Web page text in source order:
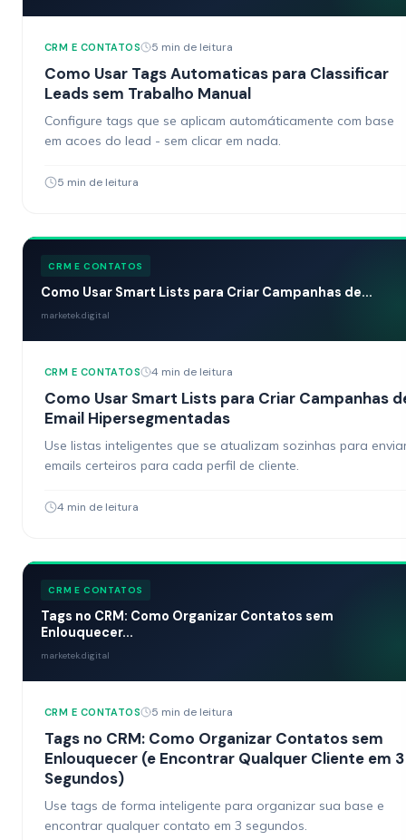
CRM E CONTATOS 5 min de leitura
Como Usar Tags Automaticas para Classificar
Leads sem Trabalho Manual
Configure tags que se aplicam automáticamente com base
em acoes do lead - sem clicar em nada.
5 min de leitura
CRM E CONTATOS
Como Usar Smart Lists para Criar Campanhas de...
marketek.digital
CRM E CONTATOS 4 min de leitura
Como Usar Smart Lists para Criar Campanhas
Email Hipersegmentadas
Use listas inteligentes que se atualizam sozinhas para
emails certeiros para cada perfil de cliente.
4 min de leitura
CRM E CONTATOS
Tags no CRM: Como Organizar Contatos sem
Enlouquecer...
marketek.digital
CRM E CONTATOS 5 min de leitura
Tags no CRM: Como Organizar Contatos sem
Enlouquecer (e Encontrar Qualquer Cliente em 3
Segundos)
Use tags de forma inteligente para organizar sua base e
encontrar qualquer contato em 3 segundos.